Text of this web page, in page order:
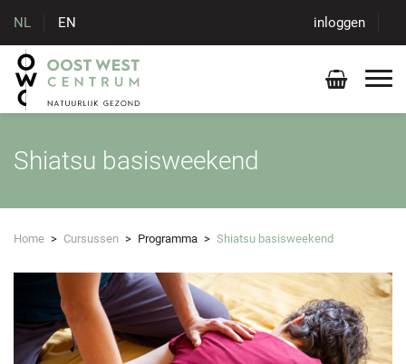
NL EN inloggen
Shiatsu basisweekend
Home > Cursussen > Programma > Shiatsu basisweekend